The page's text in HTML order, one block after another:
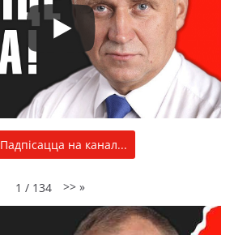
Падпісацца на канал...
1 / 134 >> »